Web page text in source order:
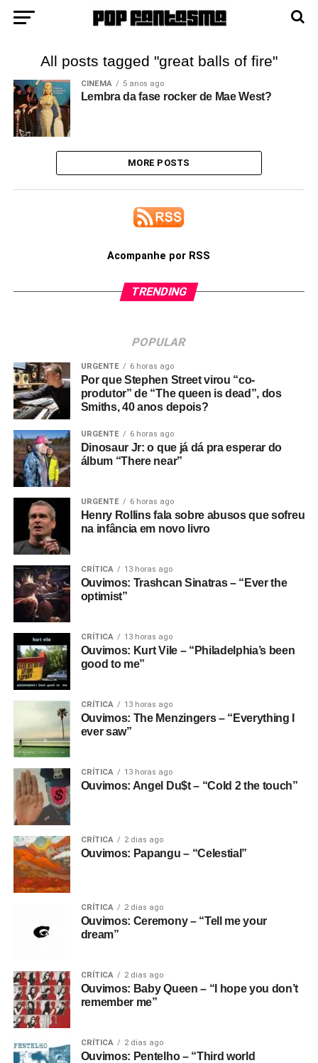
All posts tagged "great balls of fire"
CINEMA 5 anos ago
Lembra da fase rocker de Mae West?
MORE POSTS
Acompanhe por RSS
TRENDING
POPULAR
URGENTE 6 horas ago
Por que Stephen Street virou “co-
produtor” de “The queen is dead”, dos
Smiths, 40 anos depois?
URGENTE 6 horas ago
Dinosaur Jr: o que já dá pra esperar do
álbum “There near”
URGENTE 6 horas ago
Henry Rollins fala sobre abusos que sofreu
na infância em novo livro
CRÍTICA 13 horas ago
Ouvimos: Trashcan Sinatras – “Ever the
optimist”
CRÍTICA 13 horas ago
Ouvimos: Kurt Vile – “Philadelphia’s been
good to me”
CRÍTICA 13 horas ago
Ouvimos: The Menzingers – “Everything I
ever saw”
CRÍTICA 13 horas ago
Ouvimos: Angel Du$t – “Cold 2 the touch”
CRÍTICA 2 dias ago
Ouvimos: Papangu – “Celestial”
CRÍTICA 2 dias ago
Ouvimos: Ceremony – “Tell me your
dream”
CRÍTICA 2 dias ago
Ouvimos: Baby Queen – “I hope you don’t
remember me”
CRÍTICA 2 dias ago
Ouvimos: Pentelho – “Third world